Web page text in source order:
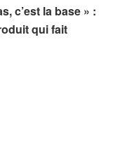
c’est la base » :
qui fait